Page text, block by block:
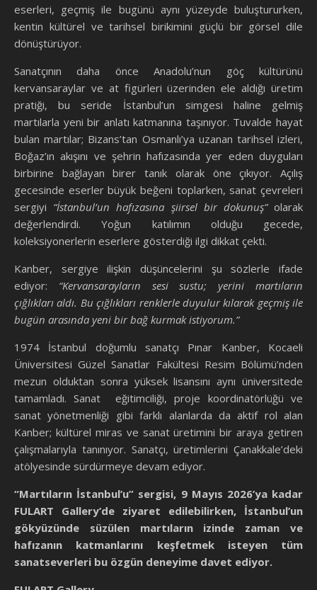
eserleri, geçmiş ile bugünü aynı yüzeyde buluştururken,
kentin kültürel ve tarihsel birikimini güçlü bir görsel dile
dönüştürüyor.
Sanatçının daha önce Anadolu’nun göç kültürünü
kervansaraylar ve at figürleri üzerinden ele aldığı üretim
pratiği, bu seride İstanbul’un simgesi haline gelmiş
martılarla yeni bir anlatı katmanına taşınıyor. Tuvalde hayat
bulan martılar; Bizans’tan Osmanlı’ya uzanan tarihsel izleri,
Boğaz’ın akışını ve şehrin hafızasında yer eden duyguları
birbirine bağlayan birer tanık olarak öne çıkıyor. Açılış
gecesinde eserler büyük beğeni toplarken, sanat çevreleri
sergiyi “İstanbul’un hafızasına şiirsel bir dokunuş”olarak
değerlendirdi. Yoğun katılımın olduğu gecede,
koleksiyonerlerin eserlere gösterdiği ilgi dikkat çekti.
Kanber, sergiye ilişkin düşüncelerini şu sözlerle ifade
ediyor: “Kervansarayların sesi sustu; yerini martıların
çığlıkları aldı. Bu çığlıkları renklerle duyulur kılarak geçmiş ile
bugün arasında yeni bir bağ kurmak istiyorum.”
1974 İstanbul doğumlu sanatçı Pınar Kanber, Kocaeli
Üniversitesi Güzel Sanatlar Fakültesi Resim Bölümü’nden
mezun olduktan sonra yüksek lisansını aynı üniversitede
tamamladı. Sanat eğitimciliği, proje koordinatörlüğü ve
sanat yönetmenliği gibi farklı alanlarda da aktif rol alan
Kanber; kültürel miras ve sanat üretimini bir araya getiren
çalışmalarıyla tanınıyor. Sanatçı, üretimlerini Çanakkale’deki
atölyesinde sürdürmeye devam ediyor.
“Martıların İstanbul’u” sergisi, 9 Mayıs 2026’ya kadar
FULART Gallery’de ziyaret edilebilirken, İstanbul’un
gökyüzünde süzülen martıların izinde zaman ve
hafızanın katmanlarını keşfetmek isteyen tüm
sanatseverleri bu özgün deneyime davet ediyor.